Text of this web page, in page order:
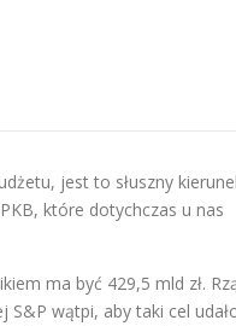
jest to słuszny
które dotychczas u nas
ma być 429,5 mld zł.
wątpi, aby taki cel